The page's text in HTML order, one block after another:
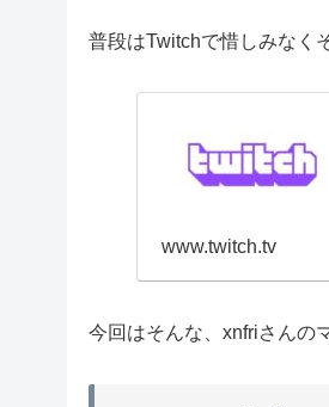
普段はTwitchで惜しみなく
www.twitch.tv
今回はそんな、xnfriさんの